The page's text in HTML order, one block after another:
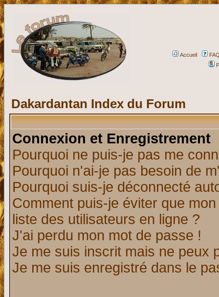
Accueil
Dakardantan Index du Forum
Connexion et Enregistrement
Pourquoi ne puis-je pas me
Pourquoi n'ai-je pas besoin de
Pourquoi suis-je déconnecté
Comment puis-je éviter que
liste des utilisateurs en ligne ?
J'ai perdu mon mot de passe !
Je me suis inscrit mais ne peux
Je me suis enregistré dans le